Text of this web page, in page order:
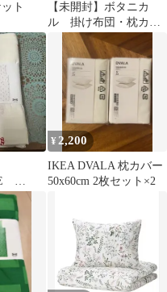
ト
【未開封】ボタニカ
ル 掛け布団・枕カバ
掛け布
バー
¥2,200
IKEA DVALA 枕カバー
50x60cm 2枚セット×2